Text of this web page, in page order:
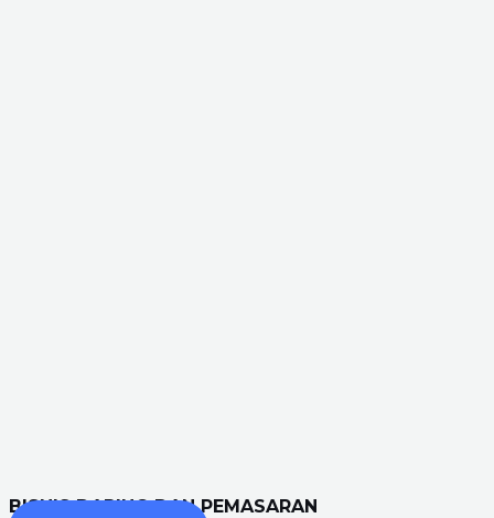
BISNIS DARING DAN PEMASARAN